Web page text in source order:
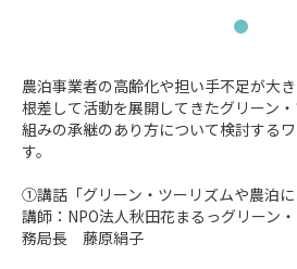
農泊事業者の高齢化や担い手不足が大
根差して活動を展開してきたグリーン
組みの承継のあり方について検討する
す。
①講話「グリーン・ツーリズムや農泊に
講師：NPO法人秋田花まるっグリーン
務局長　藤原絹子